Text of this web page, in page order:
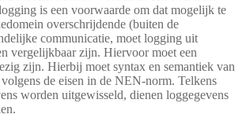
is een voorwaarde om dat mogelijk te
overschrijdende (buiten de
communicatie, moet logging uit
vergelijkbaar zijn. Hiervoor moet een
zijn. Hierbij moet syntax en semantiek van
de eisen in de NEN-norm. Telkens
worden uitgewisseld, dienen loggegevens